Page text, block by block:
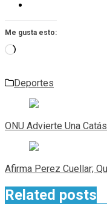
Me gusta esto:
Cargando...
Deportes
Navegación
de
entradas
ONU Advierte Una
Afirma Perez Cuellar;
Related posts